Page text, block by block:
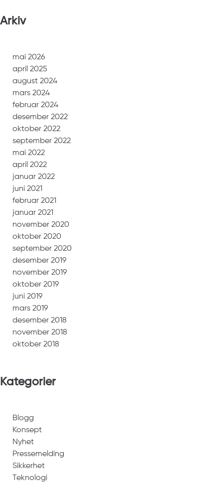
Arkiv
mai 2026
april 2025
august 2024
mars 2024
februar 2024
desember 2022
oktober 2022
september 2022
mai 2022
april 2022
januar 2022
juni 2021
februar 2021
januar 2021
november 2020
oktober 2020
september 2020
desember 2019
november 2019
oktober 2019
juni 2019
mars 2019
desember 2018
november 2018
oktober 2018
Kategorier
Blogg
Konsept
Nyhet
Pressemelding
Sikkerhet
Teknologi